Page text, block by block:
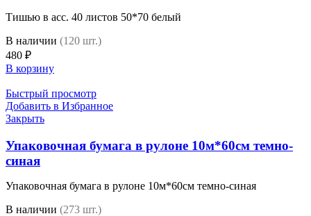
Тишью в асс. 40 листов 50*70 белый
В наличии (120 шт.)
480 ₽
В корзину
Быстрый просмотр
Добавить в Избранное
Закрыть
Упаковочная бумага в рулоне 10м*60см темно-
синая
Упаковочная бумага в рулоне 10м*60см темно-синая
В наличии (273 шт.)